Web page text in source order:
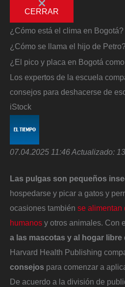
CERRAR
¿Cómo está el clima en Bogotá?
¿Cómo se llama el hijo de
¿El pico y placa en Bogotá
Los expertos de la escuela
consejos para deshacerse de
iStock
07.04.2025 11:46Actualizado:
Las pulgas son pequeños
hospedarse y picar a gatos y
ocasiones también se alimentan
humanos y otros animales. Con
a las mascotas y al hogar
Harvard Health Publishing
consejos para comenzar a
De acuerdo a la división de